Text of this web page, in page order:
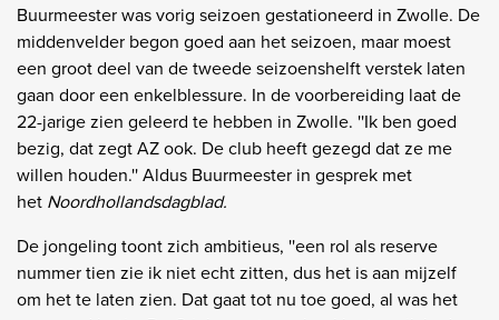
Buurmeester was vorig seizoen gestationeerd in Zwolle. De
middenvelder begon goed aan het seizoen, maar moest
een groot deel van de tweede seizoenshelft verstek laten
gaan door een enkelblessure. In de voorbereiding laat de
22-jarige zien geleerd te hebben in Zwolle. ''Ik ben goed
bezig, dat zegt AZ ook. De club heeft gezegd dat ze me
willen houden.'' Aldus Buurmeester in gesprek met
het Noordhollandsdagblad.
De jongeling toont zich ambitieus, ''een rol als reserve
nummer tien zie ik niet echt zitten, dus het is aan mijzelf
om het te laten zien. Dat gaat tot nu toe goed, al was het